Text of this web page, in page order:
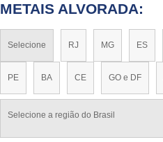
METAIS ALVORADA:
Selecione RJ MG ES
PE BA CE GO e DF
Selecione a região do Brasil